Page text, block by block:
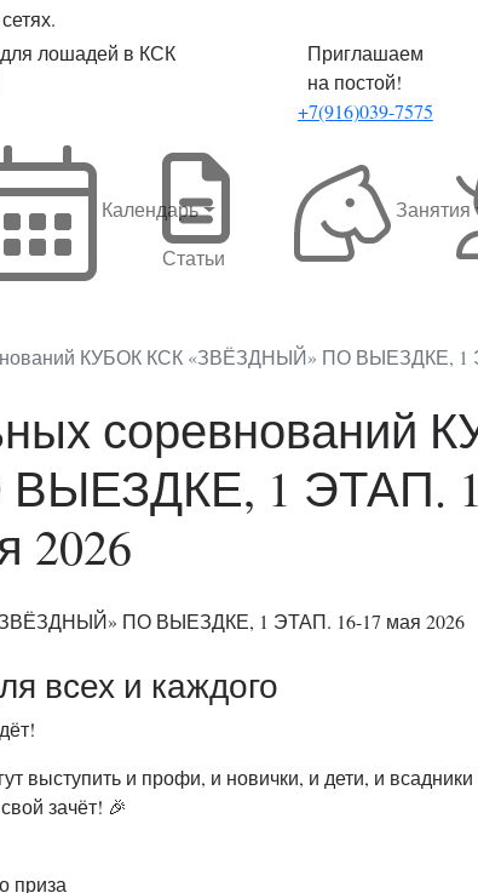
Приглашаем
на постой!
+7(916)039-7575
Календарь
Статьи
Занятия
КУБОК КСК «ЗВЁЗДНЫЙ» ПО ВЫЕЗДКЕ, 1
соревнований
1 ЭТАП.
2026
всех и каждого
выступить и профи, и новички, и дети, и
зачёт! 🎉
приза